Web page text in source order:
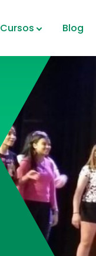
Cursos Blog